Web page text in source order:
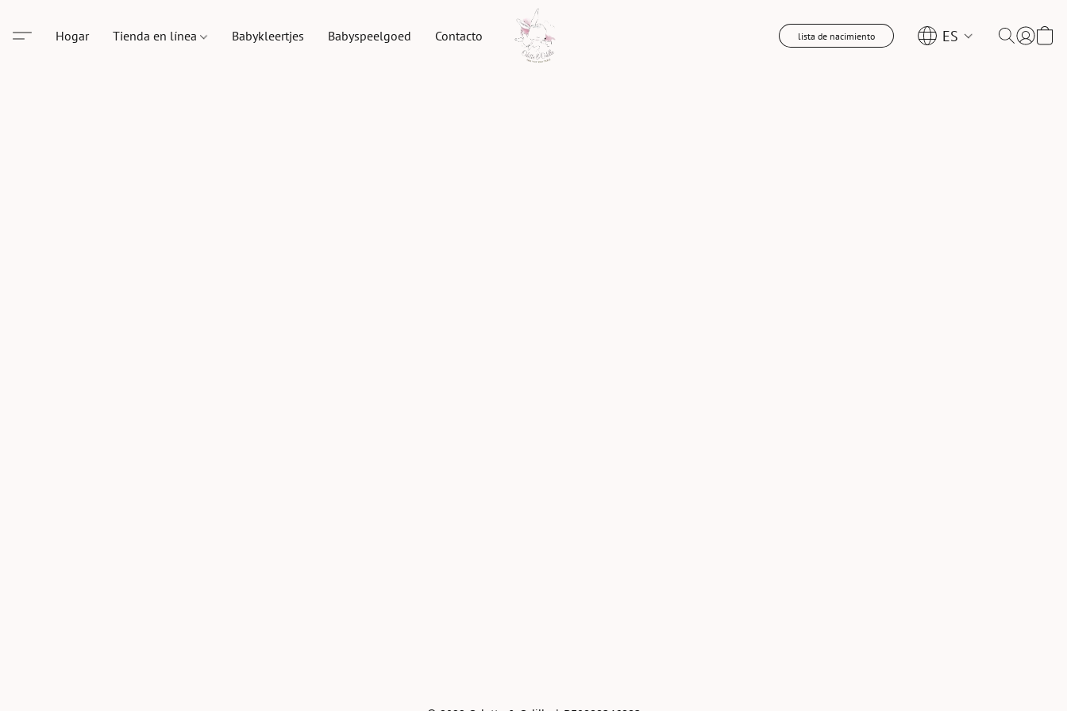
Hogar Tienda en línea Babykleertjes Babyspeelgoed Contacto lista de nacimiento ES